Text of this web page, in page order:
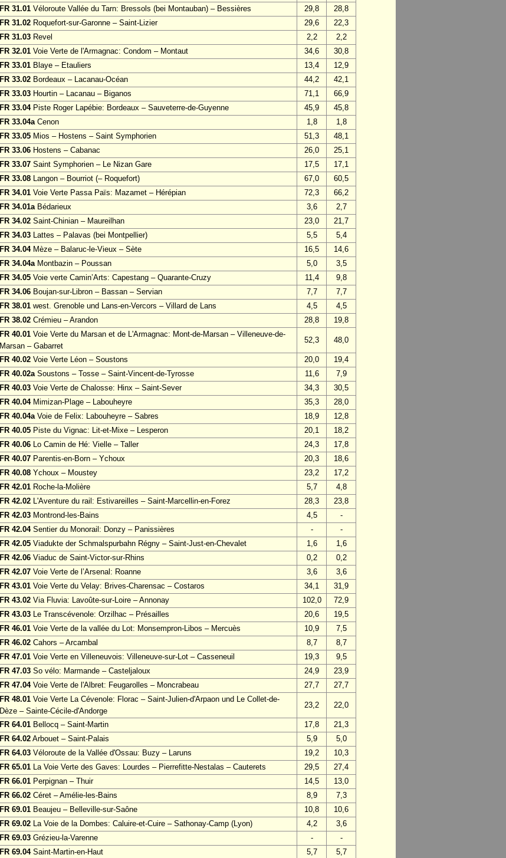
FR 31.01 Véloroute Vallée du Tarn: Bressols (bei Montauban) – Bessières 29,8
28,8
FR 31.02 Roquefort-sur-Garonne – Saint-Lizier 29,6
22,3
FR 31.03 Revel 2,2
2,2
FR 32.01 Voie Verte de l'Armagnac: Condom – Montaut 34,6
30,8
FR 33.01 Blaye – Etauliers 13,4
12,9
FR 33.02 Bordeaux – Lacanau-Océan 44,2
42,1
FR 33.03 Hourtin – Lacanau – Biganos 71,1
66,9
FR 33.04Piste Roger Lapébie: Bordeaux – Sauveterre-de-Guyenne 45,9
45,8
FR 33.04aCenon 1,8
1,8
FR 33.05 Mios – Hostens – Saint Symphorien 51,3
48,1
FR 33.06 Hostens – Cabanac 26,0
25,1
FR 33.07 Saint Symphorien – Le Nizan Gare 17,5
17,1
FR 33.08 Langon – Bourriot (– Roquefort) 67,0
60,5
FR 34.01 Voie Verte Passa Païs: Mazamet – Hérépian 72,3
66,2
FR 34.01aBédarieux 3,6
2,7
FR 34.02 Saint-Chinian – Maureilhan 23,0
21,7
FR 34.03 Lattes – Palavas (bei Montpellier) 5,5
5,4
FR 34.04Mèze – Balaruc-le-Vieux – Sète 16,5
14,6
FR 34.04aMontbazin – Poussan 5,0
3,5
FR 34.05 Voie verte Camin’Arts: Capestang – Quarante-Cruzy 11,4
9,8
FR 34.06 Boujan-sur-Libron – Bassan – Servian 7,7
7,7
FR 38.01 west. Grenoble und Lans-en-Vercors – Villard de Lans 4,5
4,5
FR 38.02 Crémieu – Arandon 28,8
19,8
FR 40.01 Voie Verte du Marsan et de L'Armagnac: Mont-de-Marsan – Villeneuve-de-
Marsan – Gabarret
52,3 48,0
FR 40.02 Voie Verte Léon – Soustons 20,0
19,4
FR 40.02aSoustons – Tosse – Saint-Vincent-de-Tyrosse 11,6
7,9
FR 40.03 Voie Verte de Chalosse: Hinx – Saint-Sever 34,3
30,5
FR 40.04Mimizan-Plage – Labouheyre 35,3
28,0
FR 40.04aVoie de Felix: Labouheyre – Sabres 18,9
12,8
FR 40.05 Piste du Vignac: Lit-et-Mixe – Lesperon 20,1
18,2
FR 40.06 Lo Camin de Hé: Vielle – Taller 24,3
17,8
FR 40.07 Parentis-en-Born – Ychoux 20,3
18,6
FR 40.08 Ychoux – Moustey 23,2
17,2
FR 42.01 Roche-la-Molière 5,7
4,8
FR 42.02 L'Aventure du rail: Estivareilles – Saint-Marcellin-en-Forez 28,3
23,8
FR 42.03 Montrond-les-Bains 4,5
-
FR 42.04Sentier du Monorail: Donzy – Panissières -
-
FR 42.05 Viadukte der Schmalspurbahn Régny – Saint-Just-en-Chevalet 1,6
1,6
FR 42.06 Viaduc de Saint-Victor-sur-Rhins 0,2
0,2
FR 42.07 Voie Verte de l’Arsenal: Roanne 3,6
3,6
FR 43.01 Voie Verte du Velay: Brives-Charensac – Costaros 34,1
31,9
FR 43.02 Via Fluvia: Lavoûte-sur-Loire – Annonay 102,0
72,9
FR 43.03 Le Transcévenole: Orzilhac – Présailles 20,6
19,5
FR 46.01 Voie Verte de la vallée du Lot: Monsempron-Libos – Mercuès 10,9
7,5
FR 46.02 Cahors – Arcambal 8,7
8,7
FR 47.01 Voie Verte en Villeneuvois: Villeneuve-sur-Lot – Casseneuil 19,3
9,5
FR 47.03 So vélo: Marmande – Casteljaloux 24,9
23,9
FR 47.04Voie Verte de l'Albret: Feugarolles – Moncrabeau 27,7
27,7
FR 48.01 Voie Verte La Cévenole: Florac – Saint-Julien-d'Arpaon und Le Collet-de-
Dèze – Sainte-Cécile-d'Andorge
23,2 22,0
FR 64.01 Bellocq – Saint-Martin 17,8
21,3
FR 64.02 Arbouet – Saint-Palais 5,9
5,0
FR 64.03 Véloroute de la Vallée d'Ossau: Buzy – Laruns 19,2
10,3
FR 65.01 La Voie Verte des Gaves: Lourdes – Pierrefitte-Nestalas – Cauterets 29,5
27,4
FR 66.01 Perpignan – Thuir 14,5
13,0
FR 66.02 Céret – Amélie-les-Bains 8,9
7,3
FR 69.01 Beaujeu – Belleville-sur-Saône 10,8
10,6
FR 69.02 La Voie de la Dombes: Caluire-et-Cuire – Sathonay-Camp (Lyon) 4,2
3,6
FR 69.03 Grézieu-la-Varenne -
-
FR 69.04Saint-Martin-en-Haut 5,7 5,7